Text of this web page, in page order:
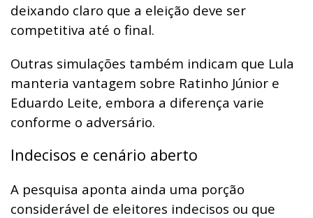
deixando claro que a eleição deve ser
competitiva até o final.
Outras simulações também indicam que Lula
manteria vantagem sobre Ratinho Júnior e
Eduardo Leite, embora a diferença varie
conforme o adversário.
Indecisos e cenário aberto
A pesquisa aponta ainda uma porção
considerável de eleitores indecisos ou que